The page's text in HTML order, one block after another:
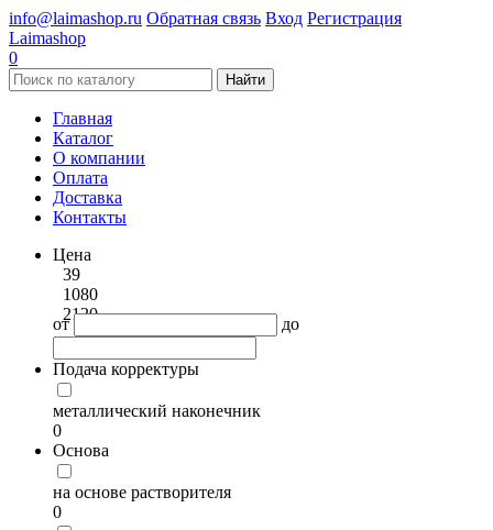
info@laimashop.ru Обратная связь Вход Регистрация
Laimashop
0
Найти
Главная
Каталог
О компании
Оплата
Доставка
Контакты
Цена
39
1080
2120
от до
Подача корректуры
металлический наконечник
0
Основа
на основе растворителя
0